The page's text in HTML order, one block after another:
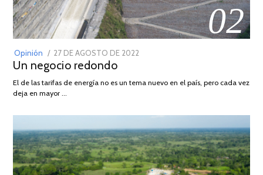
02
Opinión
POSTED
ON
27 DE AGOSTO DE 2022
DE
Un negocio redondo
El de las tarifas de energía no es un tema nuevo en el país, pero cada vez
deja en mayor …